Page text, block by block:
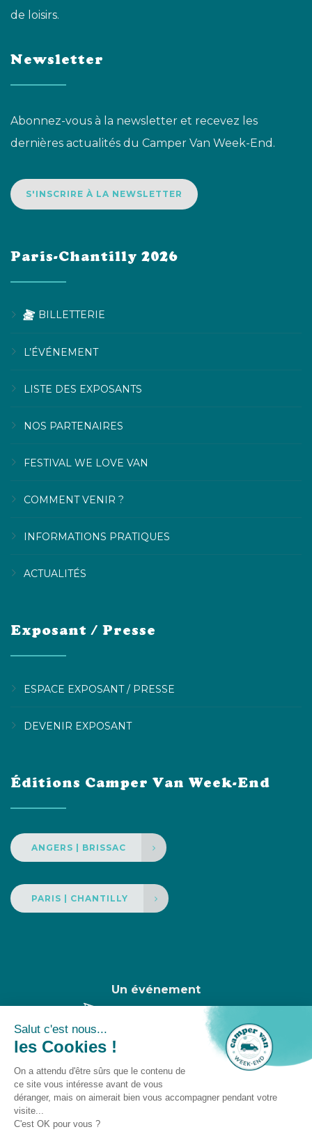
de loisirs.
Newsletter
Abonnez-vous à la newsletter et recevez les
dernières actualités du Camper Van Week-End.
S'INSCRIRE À LA NEWSLETTER
Paris-Chantilly 2026
BILLETTERIE
L’ÉVÉNEMENT
LISTE DES EXPOSANTS
NOS PARTENAIRES
FESTIVAL WE LOVE VAN
COMMENT VENIR ?
INFORMATIONS PRATIQUES
ACTUALITÉS
Exposant / Presse
ESPACE EXPOSANT / PRESSE
DEVENIR EXPOSANT
Éditions Camper Van Week-End
ANGERS | BRISSAC
PARIS | CHANTILLY
Un événement
Camper Van Week-End © 2025 -